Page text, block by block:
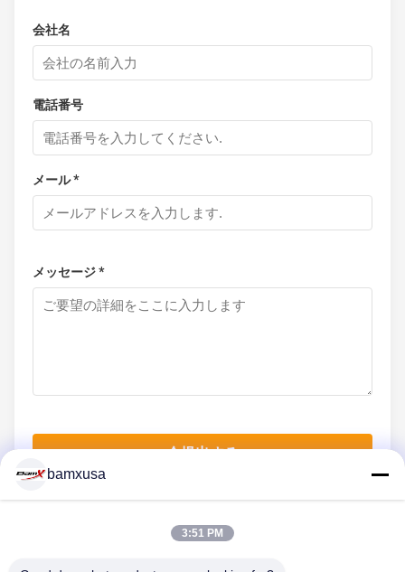
会社名
電話番号
メール *
メッセージ *
今提出する
bamxusa
3:51 PM